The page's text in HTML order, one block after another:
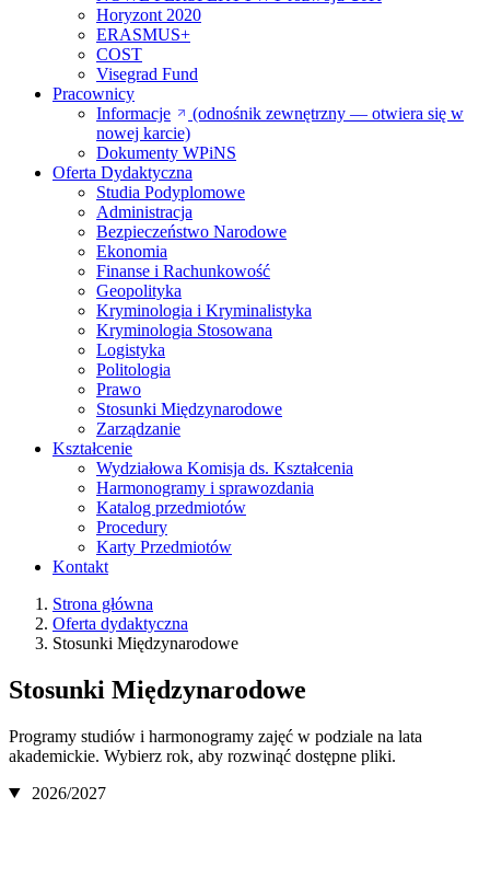
Horyzont 2020
ERASMUS+
COST
Visegrad Fund
Pracownicy
Informacje
(odnośnik zewnętrzny — otwiera się w
nowej karcie)
Dokumenty WPiNS
Oferta Dydaktyczna
Studia Podyplomowe
Administracja
Bezpieczeństwo Narodowe
Ekonomia
Finanse i Rachunkowość
Geopolityka
Kryminologia i Kryminalistyka
Kryminologia Stosowana
Logistyka
Politologia
Prawo
Stosunki Międzynarodowe
Zarządzanie
Kształcenie
Wydziałowa Komisja ds. Kształcenia
Harmonogramy i sprawozdania
Katalog przedmiotów
Procedury
Karty Przedmiotów
Kontakt
Strona główna
Oferta dydaktyczna
Stosunki Międzynarodowe
Stosunki Międzynarodowe
Programy studiów i harmonogramy zajęć w podziale na lata
akademickie. Wybierz rok, aby rozwinąć dostępne pliki.
2026/2027